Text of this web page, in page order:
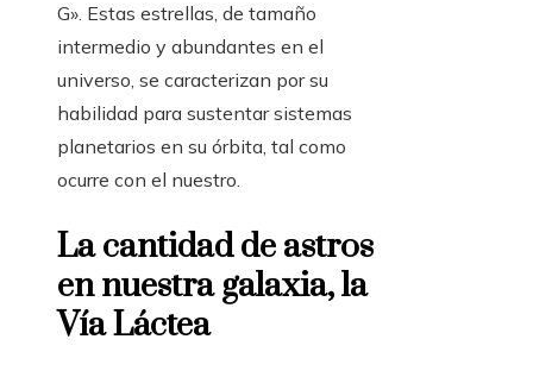
G». Estas estrellas, de tamaño
intermedio y abundantes en el
universo, se caracterizan por su
habilidad para sustentar sistemas
planetarios en su órbita, tal como
ocurre con el nuestro.
La cantidad de astros
en nuestra galaxia, la
Vía Láctea